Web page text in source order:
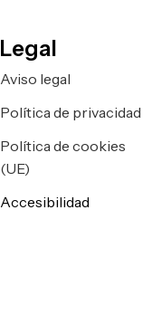
Legal
Aviso legal
Política de privacidad
Política de cookies
(UE)
Accesibilidad